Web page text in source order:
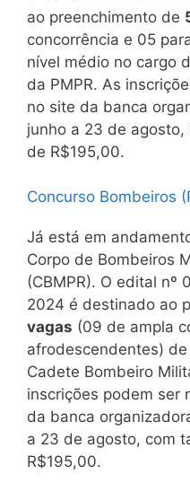
ao preenchimento de
concorrência e 05
nível médio no cargo
da PMPR. As
no site da banca
junho a 23 de
de R$195,00.
Concurso Bombeiros
Já está em
Corpo de Bombeiros
(CBMPR). O edital nº
2024 é destinado ao
vagas (09 de ampla
afrodescendentes)
Cadete Bombeiro
inscrições podem ser
da banca
a 23 de agosto, com
R$195,00.